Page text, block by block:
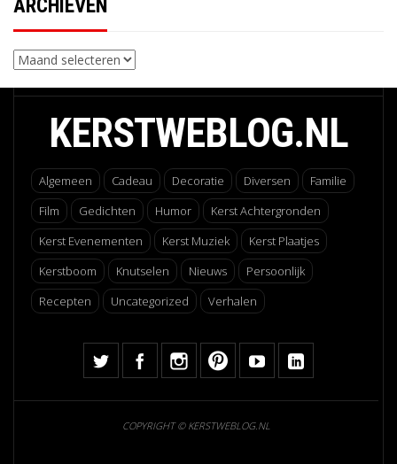
ARCHIEVEN
Archieven
KERSTWEBLOG.NL
Algemeen Cadeau Decoratie Diversen
Familie
Film
Gedichten Humor
Kerst Achtergronden
Kerst Evenementen
Kerst Muziek
Kerst Plaatjes
Kerstboom
Knutselen Nieuws
Persoonlijk
Recepten
Uncategorized Verhalen
COPYRIGHT © KERSTWEBLOG.NL